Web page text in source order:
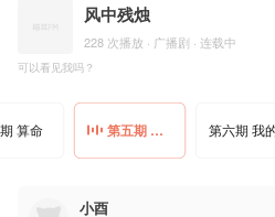
风中残烛
228 次播放 · 广播剧 · 连载中
可以看见我吗？
编剧：Ww.
算命 第五期 逃生
小酉